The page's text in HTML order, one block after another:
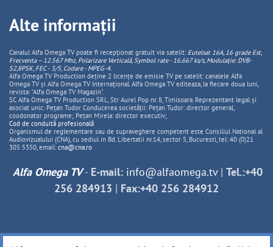
Alte informații
Canalul Alfa Omega TV poate fi recepționat gratuit via satelit: Eutelsat 16A, 16 grade Est,
Frecventa – 12.567 Mhz, PolarizareVerticală, Symbol rate - 16.667 ks/s, Modulație: DVB-
S2,8PSK, FEC - 3/5, Codare - MPEG-4.
Alfa Omega TV Production deține 2 licențe de emisie TV pe satelit: canalele Alfa
Omega TV și Alfa Omega TV Internațional. Alfa Omega TV editeaza, la fiecare doua luni,
revista: "Alfa Omega TV Magazin".
SC Alfa Omega TV Production SRL, Str Aurel Pop nr. 8, Timisoara. Reprezentant legal și
asociat unic: Pețan Tudor. Conducerea societății: Pețan Tudor: director general,
coodonator programe; Pețan Mirela: director executiv;
Cod de conduită profesională
Organismul de reglementare sau de supraveghere competent este Consiliul National al
Audiovizualului (CNA), cu sediul in Bd. Libertatii nr.14, sector 5, Bucuresti, tel: 40 (0)21
305 5350, email: cna@cna.ro
Alfa Omega TV- E-mail: info@alfaomega.tv| Tel.:+40
256 284913 | Fax:+40 256 284912